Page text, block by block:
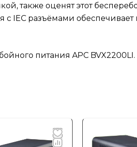
также оценят этот
IEC разъёмами
питания APC BVX2200LI.